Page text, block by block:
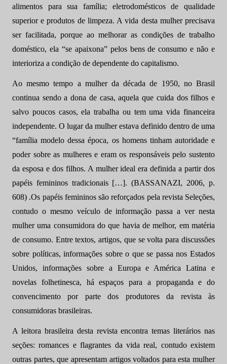
alimentos para sua família; eletrodomésticos de qualidade
superior e produtos de limpeza. A vida desta mulher precisava
ser facilitada, porque ao melhorar as condições de trabalho
doméstico, ela “se apaixona” pelos bens de consumo e não e
interioriza a condição de dependente do capitalismo.
Ao mesmo tempo a mulher da década de 1950, no Brasil
continua sendo a dona de casa, aquela que cuida dos filhos e
salvo poucos casos, ela trabalha ou tem uma vida financeira
independente. O lugar da mulher estava definido dentro de uma
“família modelo dessa época, os homens tinham autoridade e
poder sobre as mulheres e eram os responsáveis pelo sustento
da esposa e dos filhos. A mulher ideal era definida a partir dos
papéis femininos tradicionais […]. (BASSANAZI, 2006, p.
608) .Os papéis femininos são reforçados pela revista Seleções,
contudo o mesmo veículo de informação passa a ver nesta
mulher uma consumidora do que havia de melhor, em matéria
de consumo. Entre textos, artigos, que se volta para discussões
sobre políticas, informações sobre o que se passa nos Estados
Unidos, informações sobre a Europa e América Latina e
novelas folhetinesca, há espaços para a propaganda e do
convencimento por parte dos produtores da revista às
consumidoras brasileiras.
A leitora brasileira desta revista encontra temas literários nas
seções: romances e flagrantes da vida real, contudo existem
outras partes, que apresentam artigos voltados para esta mulher